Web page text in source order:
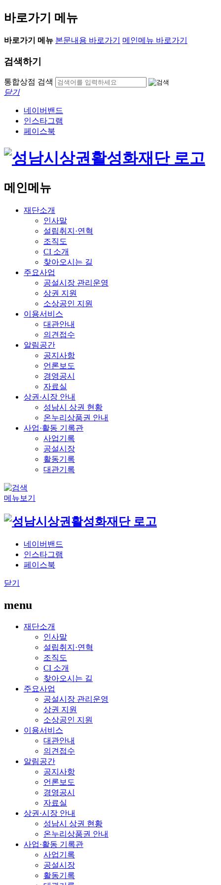
바로가기 메뉴
바로가기 메뉴 본문내용 바로가기 메인메뉴 바로가기
검색하기
통합상점 검색
닫기
네이버밴드
인스타그램
페이스북
메인메뉴
재단소개
인사말
설립취지·연혁
조직도
CI 소개
찾아오시는 길
주요사업
공설시장 관리운영
상권 지원
소상공인 지원
이용서비스
대관안내
의견접수
알림공간
공지사항
언론보도
경영공시
자료실
상권·시장 안내
성남시 상권 현황
온누리상품권 안내
사업·활동 기록관
사업기록
공설시장
활동기록
대관기록
메뉴보기
네이버밴드
인스타그램
페이스북
닫기
menu
재단소개
인사말
설립취지·연혁
조직도
CI 소개
찾아오시는 길
주요사업
공설시장 관리운영
상권 지원
소상공인 지원
이용서비스
대관안내
의견접수
알림공간
공지사항
언론보도
경영공시
자료실
상권·시장 안내
성남시 상권 현황
온누리상품권 안내
사업·활동 기록관
사업기록
공설시장
활동기록